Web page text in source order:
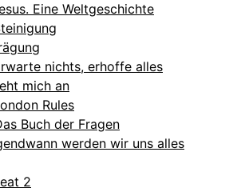
Eine Weltgeschichte
nichts, erhoffe alles
mich an
Rules
Buch der Fragen
werden wir uns alles
2